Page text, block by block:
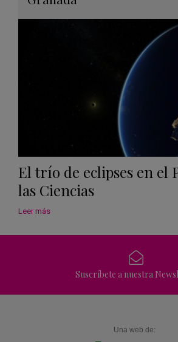
El trío de eclipses en el
las Ciencias
Leer más
Suscríbete a nuestra
Una web de: